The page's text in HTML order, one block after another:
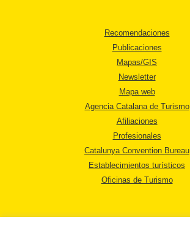
Recomendaciones
Publicaciones
Mapas/GIS
Newsletter
Mapa web
Agencia Catalana de Turismo
Afiliaciones
Profesionales
Catalunya Convention Bureau
Establecimientos turísticos
Oficinas de Turismo